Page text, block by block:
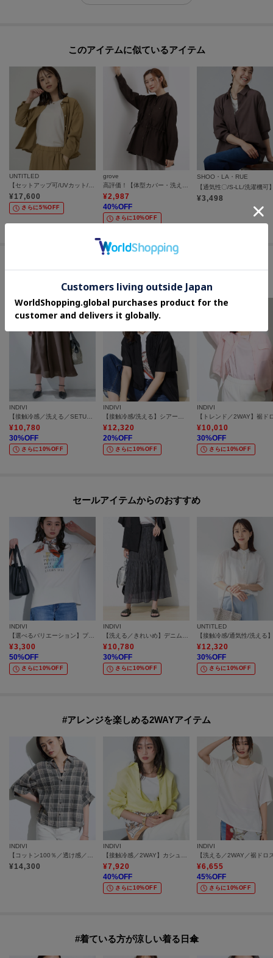
このアイテムに似ているアイテム
UNTITLED
【セットアップ可/UVカット/接触冷感】エアリークールドロストシャツ
¥17,600
さらに5%OFF
grove
高評価！【体型カバー・洗える】シアーサファリシャツジャケット
¥2,987
40%OFF
さらに10%OFF
SHOO・LA・RUE
¥3,498
この商品を見た人はコチラの商品も
チェックしています
INDIVI
¥10,780
30%OFF
さらに10%OFF
INDIVI
¥12,320
20%OFF
さらに10%OFF
INDIVI
¥10,010
30%OFF
さらに10%OFF
セールアイテムからのおすすめ
INDIVI
【選べるバリエーション】プリントTシャツ
¥3,300
50%OFF
さらに10%OFF
INDIVI
【洗える／きれいめ】デニム風シアーティアードスカート
¥10,780
30%OFF
さらに10%OFF
UNTITLED
¥12,320
30%OFF
さらに10%OFF
#アレンジを楽しめる2WAYアイテム
INDIVI
¥14,300
INDIVI
¥7,920
40%OFF
さらに10%OFF
INDIVI
¥6,655
45%OFF
さらに10%OFF
#着ている方が涼しい着る日傘